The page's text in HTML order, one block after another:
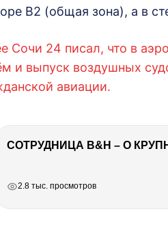
В2 (общая зона), а в
Сочи 24 писал, что в
и выпуск воздушных
авиации.
СОТРУДНИЦА B&H – О
2.8 тыс. просмотров